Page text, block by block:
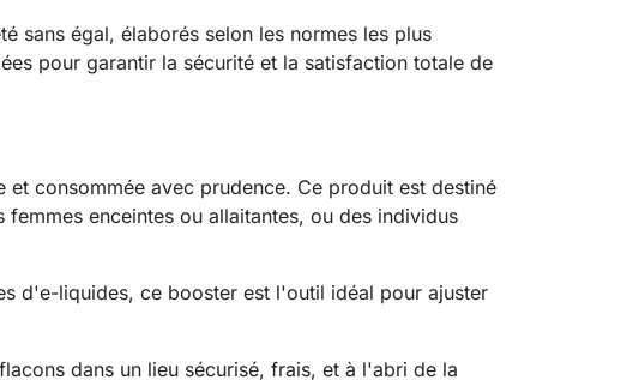
sans égal, élaborés selon les normes les plus
pour garantir la sécurité et la satisfaction totale de
consommée avec prudence. Ce produit est destiné
enceintes ou allaitantes, ou des individus
d'e-liquides, ce booster est l'outil idéal pour ajuster
dans un lieu sécurisé, frais, et à l'abri de la